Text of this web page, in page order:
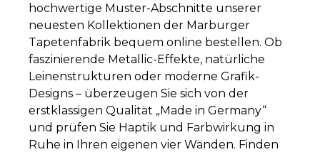
hochwertige Muster-Abschnitte unserer
neuesten Kollektionen der Marburger
Tapetenfabrik bequem online bestellen. Ob
faszinierende Metallic-Effekte, natürliche
Leinenstrukturen oder moderne Grafik-
Designs – überzeugen Sie sich von der
erstklassigen Qualität „Made in Germany“
und prüfen Sie Haptik und Farbwirkung in
Ruhe in Ihren eigenen vier Wänden. Finden